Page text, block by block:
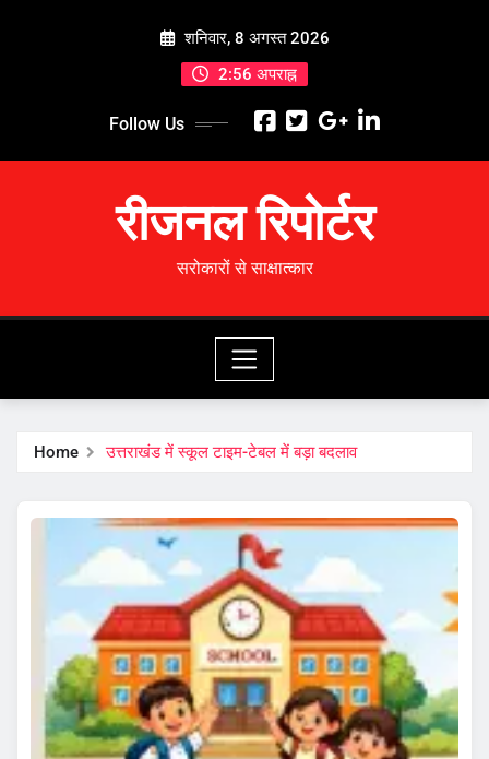
शनिवार, 8 अगस्त 2026
2:56 अपराह्न
Follow Us
रीजनल रिपोर्टर
सरोकारों से साक्षात्कार
Home उत्तराखंड में स्कूल टाइम-टेबल में बड़ा बदलाव